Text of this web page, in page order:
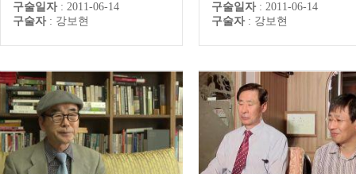
과정과 일과, 그 과정에서 접한
동기 노무현의 개인적인 면모를
담이 없었던 ‘아름다운 시절’로,
령은 탐구열이 높았던 동기로 기
억한다.
구술일자 : 2011-06-14
구술자 : 강보현
같이 대구고법을 오갈 정도
변호사의 사건 수임이 많았
차에 대해 법정에서 법리적
를 접할 수 있다.
구술일자 : 2011-06-14
구술자 : 강보현